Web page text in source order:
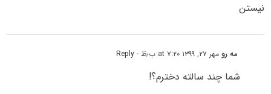
نیستن
مه رومهر ۲۷, ۱۳۹۹ at ۷:۲۰ ب٫ظ - Reply
شما چند سالته دخترم؟!